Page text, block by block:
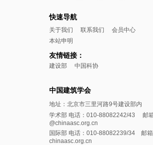
快速导航
关于我们 联系我们
会员中心
本站申明
友情链接：
建设部 中国科协
中国建筑学会
地址：北京市三里河路9号建设部内
学术部 电话：010-88082242/43 邮
@chinaasc.org.cn
国际部 电话：010-88082239/34 邮
chinaasc.org.cn